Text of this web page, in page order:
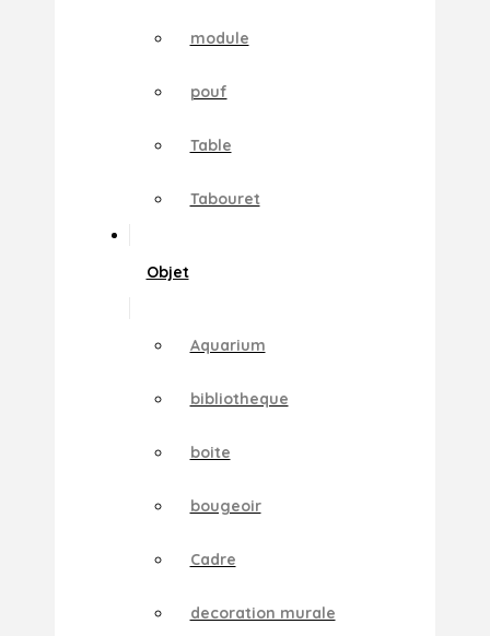
module
pouf
Table
Tabouret
Objet
Aquarium
bibliotheque
boite
bougeoir
Cadre
decoration murale